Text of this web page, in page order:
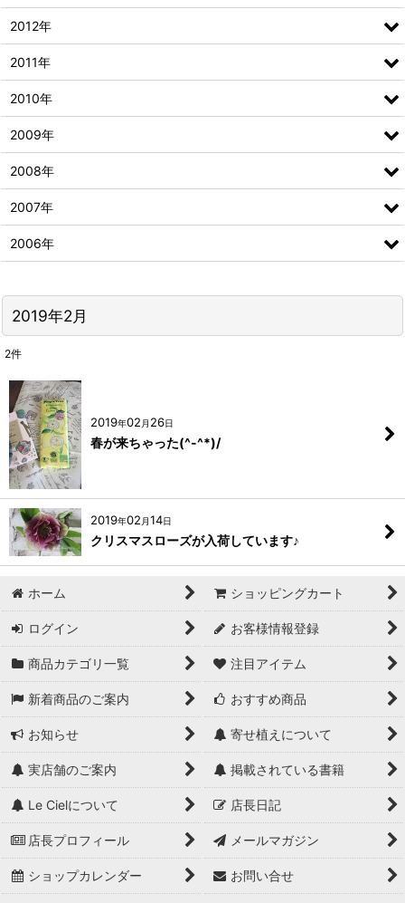
2019年2月
2件
2019年02 月 26日
春が来ちゃった(^-^*)/
2019年02 月14日
クリスマスローズが入荷しています♪
2012年
2011年
2010年
2009年
2008年
2007年
2006年
ホーム ショッピングカート
ログイン お客様情報登録
商品カテゴリ一覧 注目アイテム
新着商品のご案内 おすすめ商品
お知らせ 寄せ植えについて
実店舗のご案内 掲載されている書籍
Le Cielについて 店長日記
店長プロフィール メールマガジン
ショップカレンダー お問い合せ